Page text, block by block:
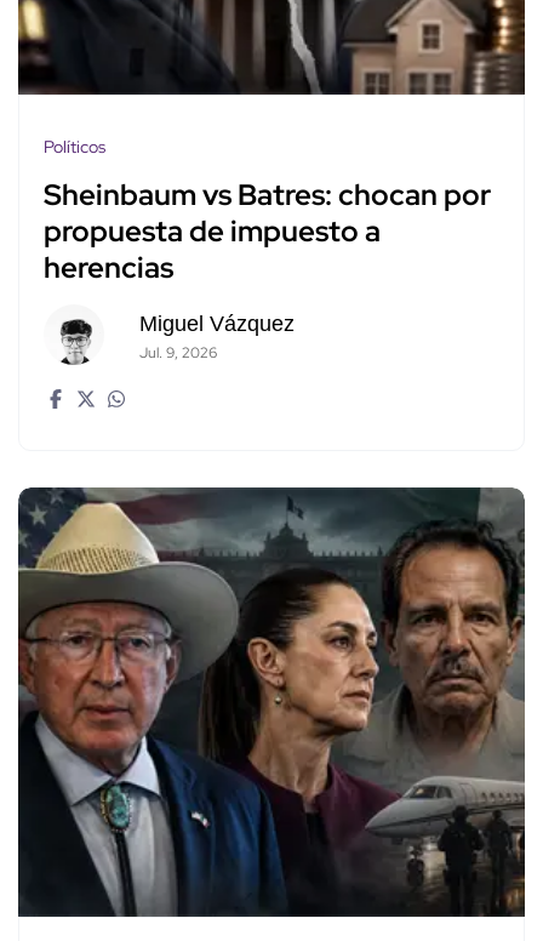
Políticos
Sheinbaum vs Batres: chocan por
propuesta de impuesto a
herencias
Miguel Vázquez
Jul. 9, 2026